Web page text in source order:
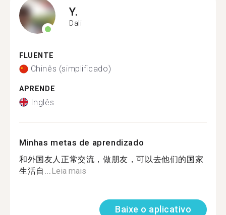
Y.
Dali
FLUENTE
Chinês (simplificado)
APRENDE
Inglês
Minhas metas de aprendizado
和外国友人正常交流，做朋友，可以去他们的国家
生活自... Leia mais
Baixe o aplicativo